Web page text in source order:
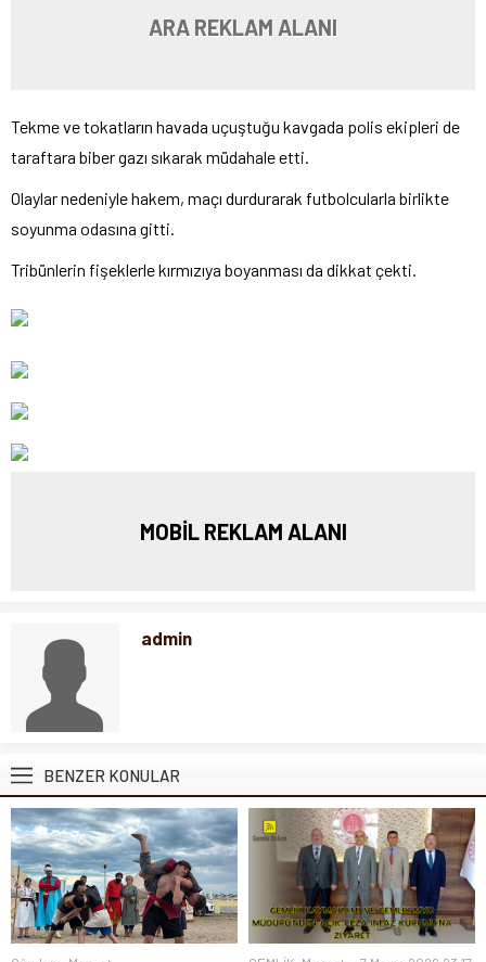
ARA REKLAM ALANI
Tekme ve tokatların havada uçuştuğu kavgada polis ekipleri de
taraftara biber gazı sıkarak müdahale etti.
Olaylar nedeniyle hakem, maçı durdurarak futbolcularla birlikte
soyunma odasına gitti.
Tribünlerin fişeklerle kırmızıya boyanması da dikkat çekti.
MOBİL REKLAM ALANI
admin
BENZER KONULAR